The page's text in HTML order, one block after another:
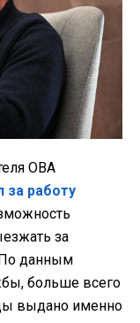
ОВА
за работу
за
данным
больше всего
выдано именно